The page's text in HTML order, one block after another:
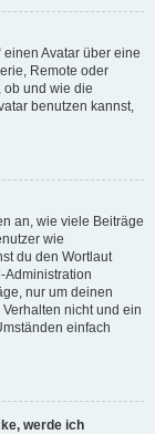
einen Avatar über eine
Remote oder
ob und wie die
benutzen kannst,
an, wie viele Beiträge
wie
du den Wortlaut
Administration
nur um deinen
nicht und ein
einfach
werde ich